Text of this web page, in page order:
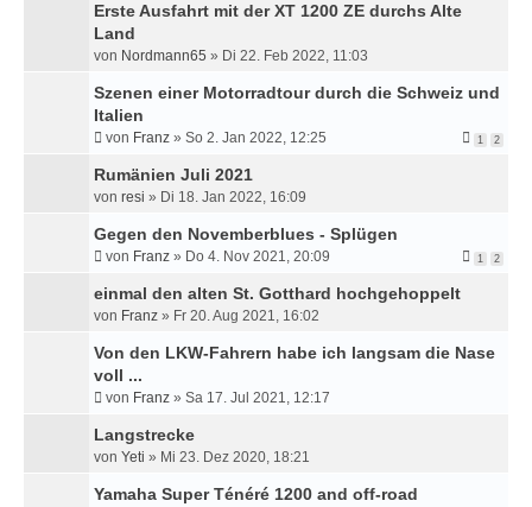
Erste Ausfahrt mit der XT 1200 ZE durchs Alte
Land
von Nordmann65 » Di 22. Feb 2022, 11:03
Szenen einer Motorradtour durch die Schweiz und
Italien
von Franz » So 2. Jan 2022, 12:25 1 2
Rumänien Juli 2021
von resi » Di 18. Jan 2022, 16:09
Gegen den Novemberblues - Splügen
von Franz » Do 4. Nov 2021, 20:09 1 2
einmal den alten St. Gotthard hochgehoppelt
von Franz » Fr 20. Aug 2021, 16:02
Von den LKW-Fahrern habe ich langsam die Nase
voll ...
von Franz » Sa 17. Jul 2021, 12:17
Langstrecke
von Yeti » Mi 23. Dez 2020, 18:21
Yamaha Super Ténéré 1200 and off-road